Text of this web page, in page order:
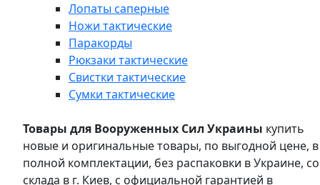
Лопаты саперные
Ножи тактические
Паракорды
Рюкзаки тактические
Свистки тактические
Сумки тактические
Товары для Вооруженных Сил Украины купить
новые и оригинальные товары, по выгодной цене, в
полной комплектации, без распаковки в Украине, со
склада в г. Киев, с официальной гарантией в